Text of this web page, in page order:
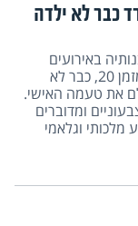
כבר לא ילדה
באירועים
מלכותיים. הבת הבכורה, לאונור' שחגגה לא מזמן 20, כבר לא
את טעמה האישי.
ומדוברים
וגלאמי